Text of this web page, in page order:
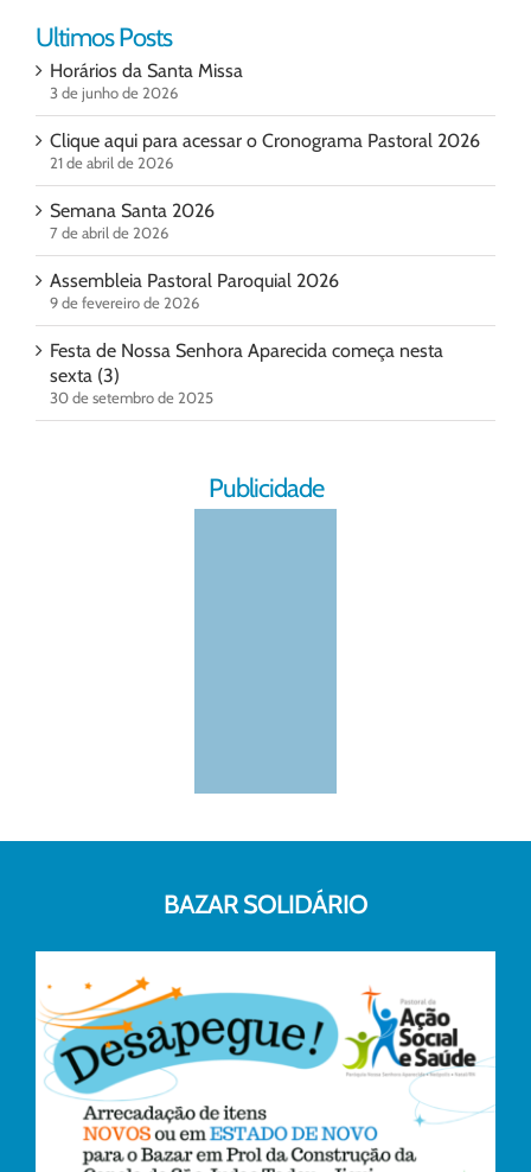
Ultimos Posts
Horários da Santa Missa
3 de junho de 2026
Clique aqui para acessar o Cronograma Pastoral 2026
21 de abril de 2026
Semana Santa 2026
7 de abril de 2026
Assembleia Pastoral Paroquial 2026
9 de fevereiro de 2026
Festa de Nossa Senhora Aparecida começa nesta
sexta (3)
30 de setembro de 2025
Publicidade
BAZAR SOLIDÁRIO